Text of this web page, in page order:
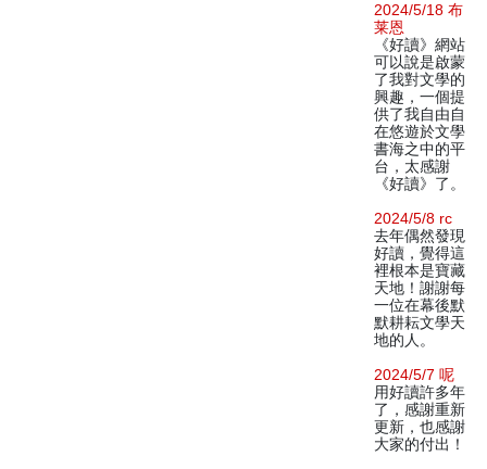
2024/5/18 布
莱恩
《好讀》網站
可以說是啟蒙
了我對文學的
興趣，一個提
供了我自由自
在悠遊於文學
書海之中的平
台，太感謝
《好讀》了。
2024/5/8 rc
去年偶然發現
好讀，覺得這
裡根本是寶藏
天地！謝謝每
一位在幕後默
默耕耘文學天
地的人。
2024/5/7 呢
用好讀許多年
了，感謝重新
更新，也感謝
大家的付出！